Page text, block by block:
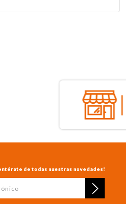
de todas nuestras novedades!